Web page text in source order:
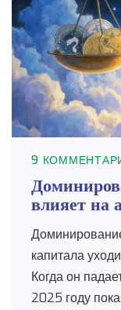
9
влияет на
капитала
Когда он
2025 году